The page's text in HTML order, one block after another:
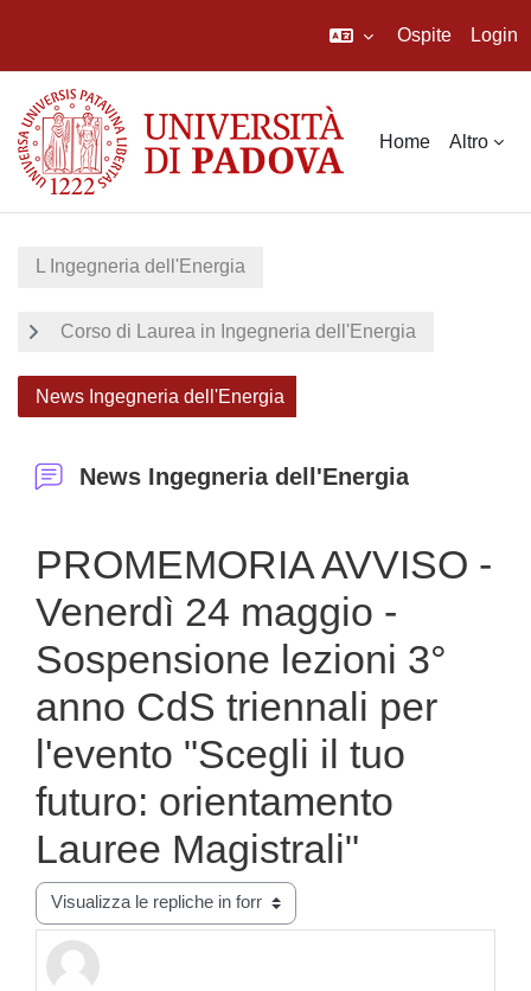
Ospite Login
Home Altro
L Ingegneria dell'Energia
Corso di Laurea in Ingegneria dell'Energia
News Ingegneria dell'Energia
News Ingegneria dell'Energia
PROMEMORIA AVVISO -
Venerdì 24 maggio -
Sospensione lezioni 3°
anno CdS triennali per
l'evento "Scegli il tuo
futuro: orientamento
Lauree Magistrali"
Modalità visualizzazione